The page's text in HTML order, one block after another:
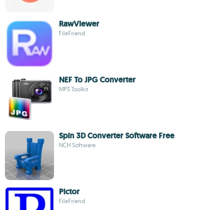
RawViewer
FileFriend
NEF To JPG Converter
MP3 Toolkit
Spin 3D Converter Software Free
NCH Software
Pictor
FileFriend